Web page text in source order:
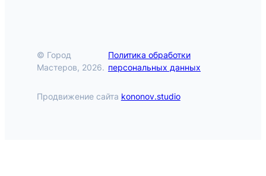
© Город
Мастеров, 2026.
Политика обработки
персональных данных
Продвижение сайта kononov.studio